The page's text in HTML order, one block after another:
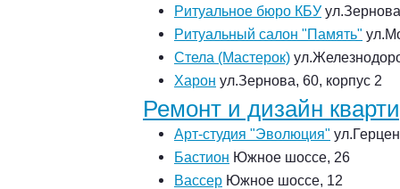
Ритуальное бюро КБУ
Ритуальный салон "Память"
Стела (Мастерок)
Харон ул.Зернова, 60, корпус 2
Ремонт и дизайн
Арт-студия "Эволюция"
Бастион Южное шоссе, 26
Вассер Южное шоссе, 12